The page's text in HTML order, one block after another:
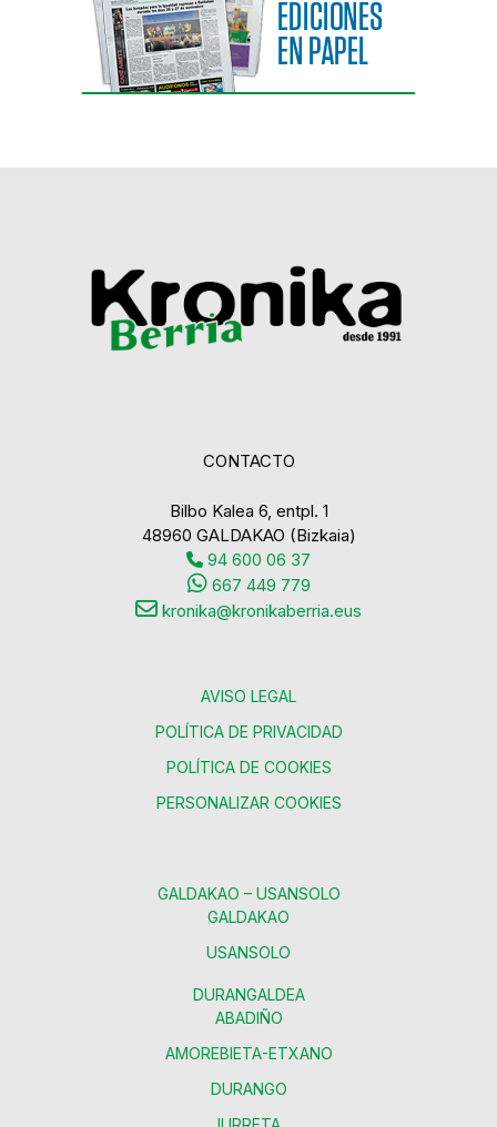
CONTACTO
Bilbo Kalea 6, entpl. 1
48960 GALDAKAO (Bizkaia)
94 600 06 37
667 449 779
kronika@kronikaberria.eus
AVISO LEGAL
POLÍTICA DE PRIVACIDAD
POLÍTICA DE COOKIES
PERSONALIZAR COOKIES
GALDAKAO – USANSOLO
GALDAKAO
USANSOLO
DURANGALDEA
ABADIÑO
AMOREBIETA-ETXANO
DURANGO